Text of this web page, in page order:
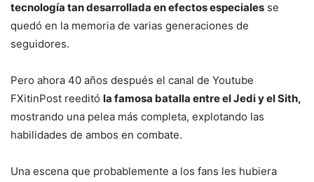
tecnología tan desarrollada en efectos especiales se
quedó en la memoria de varias generaciones de
seguidores.
Pero ahora 40 años después el canal de Youtube
FXitinPost reeditó la famosa batalla entre el Jedi y el Sith,
mostrando una pelea más completa, explotando las
habilidades de ambos en combate.
Una escena que probablemente a los fans les hubiera